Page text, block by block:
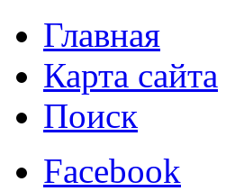
Главная
Карта сайта
Поиск
Facebook